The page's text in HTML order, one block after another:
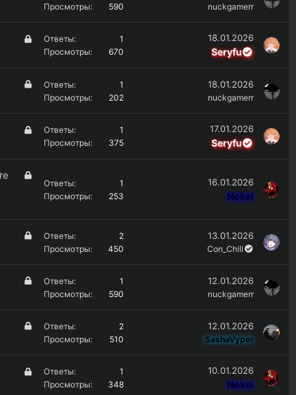
ы
Просмотры
590 nuckgamerr
З
ы
Ответы
1
Просмотры
670
18.01.2026
Seryfu
З
ы
Ответы
1
Просмотры
202
18.01.2026
nuckgamerr
З
ы
Ответы
1
Просмотры
375
17.01.2026
Seryfu
З
т
Ответы
1
Просмотры
253
16.01.2026
Noksi
З
Ответы
2
Просмотры
450
13.01.2026
Con_Chill
З
Ответы
1
Просмотры
590
12.01.2026
nuckgamerr
З
ы
Ответы
2
Просмотры
510
12.01.2026
SashaVyper
З
Ответы
1
Просмотры
348
10.01.2026
Noksi